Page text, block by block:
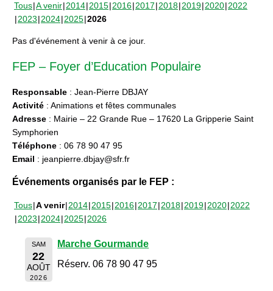
Tous A venir 2014 2015 2016 2017 2018 2019 2020 2022
2023 2024 2025 2026
Pas d'événement à venir à ce jour.
FEP – Foyer d’Education Populaire
Responsable : Jean-Pierre DBJAY
Activité : Animations et fêtes communales
Adresse : Mairie – 22 Grande Rue – 17620 La Gripperie Saint
Symphorien
Téléphone : 06 78 90 47 95
Email : jeanpierre.dbjay@sfr.fr
Événements organisés par le FEP :
Tous A venir 2014 2015 2016 2017 2018 2019 2020 2022
2023 2024 2025 2026
SAM
22
AOÛT
2026
Marche Gourmande
Réserv. 06 78 90 47 95